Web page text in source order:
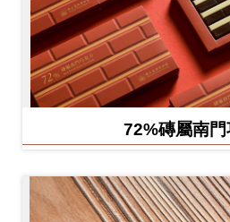
72%磚屬南門